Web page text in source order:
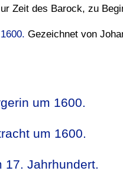
Zeit des Barock, zu
Gezeichnet von
um 1600.
um 1600.
Jahrhundert.